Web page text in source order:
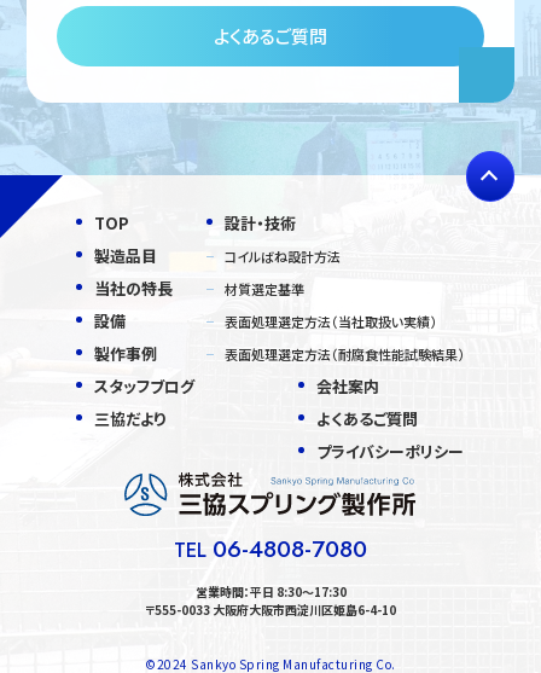
よくあるご質問
TEL 06-4808-7080
営業時間：平日 8:30〜17:30
〒555-0033 大阪府大阪市西淀川区姫島6-4-10
TOP
製造品目
当社の特長
設備
製作事例
設計・技術
コイルばね設計方法
材質選定基準
表面処理選定方法（当社取扱い実績）
表面処理選定方法（耐腐食性能試験結果）
スタッフブログ
三協だより
会社案内
よくあるご質問
プライバシーポリシー
©2024 Sankyo Spring Manufacturing Co.